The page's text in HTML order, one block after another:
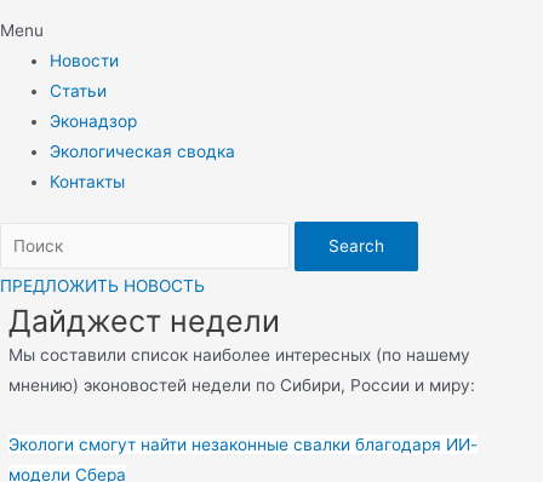
Menu
Новости
Статьи
Эконадзор
Экологическая сводка
Контакты
Search
ПРЕДЛОЖИТЬ НОВОСТЬ
Дайджест недели
Мы составили список наиболее интересных (по нашему
мнению) эконовостей недели по Сибири, России и миру:
Экологи смогут найти незаконные свалки благодаря ИИ-
модели Сбера